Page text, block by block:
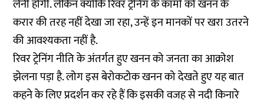
लेनी होगी. लेकिन क्योंकि रिवर ट्रेनिंग के कामों को खनन के
करार की तरह नहीं देखा जा रहा, उन्हें इन मानकों पर खरा उतरने
की आवश्यकता नहीं है.
रिवर ट्रेनिंग नीति के अंतर्गत हुए खनन को जनता का आक्रोश
झेलना पड़ा है. लोग इस बेरोकटोक खनन को देखते हुए यह बात
कहने के लिए प्रदर्शन कर रहे हैं कि इसकी वजह से नदी किनारे